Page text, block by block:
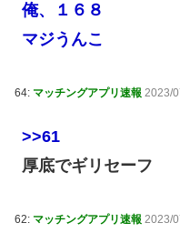
俺、１６８
マジうんこ
64: マッチングアプリ速報 2023/
>>61
厚底でギリセーフ
62: マッチングアプリ速報 2023/